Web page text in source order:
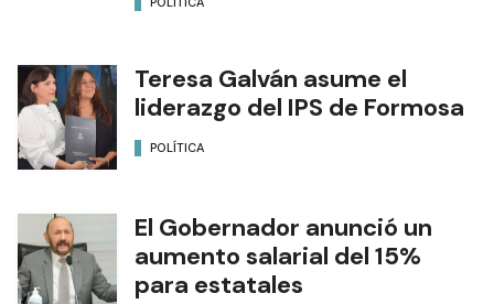
Teresa Galván asume el
liderazgo del IPS de Formosa
POLÍTICA
El Gobernador anunció un
aumento salarial del 15%
para estatales